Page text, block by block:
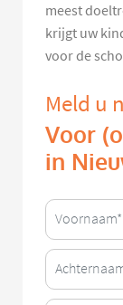
meest
krijgt uw
voor de
Meld u
Voor
in